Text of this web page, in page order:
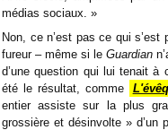
médias sociaux. »
Non, ce n’est pas ce qui
fureur – même si leGuardian
d’une question qui lui tenait
été le résultat, comme
entier assiste sur la plus
grossière et désinvolte » d’un